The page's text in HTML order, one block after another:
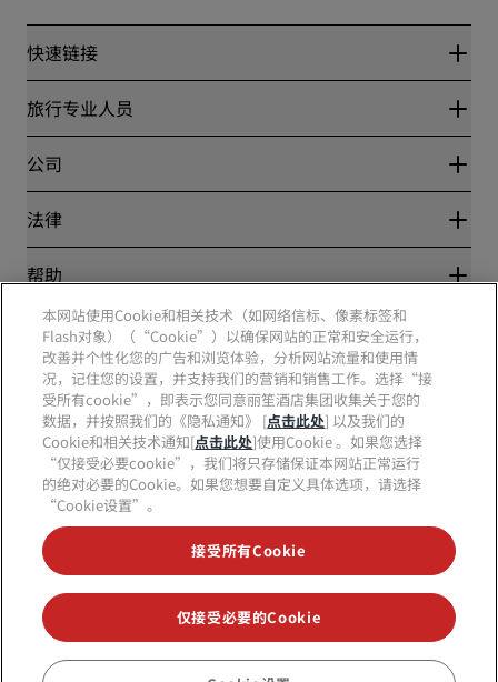
快速链接
丽赏会
Blog
目的地
丽笙酒店集团APP
体育认证酒店
家庭友好型酒店
旅行专业人员
合作伙伴
公司
丽笙酒店集团
工作机会 RHG
工作机会 PPHE
工作机会 EHL
The Club by RHG
发展机会
责任经营
采购
法律
隐私中心
丽赏会条款和条件
网站使用协议
数字无障碍
现代奴隶制声明
帮助
消费者警示
联系方式
常见问题
网站地图
社交媒体
丽笙酒店集团品牌
不再错失我们最受欢迎的酒店优惠
© 2026 丽笙酒店集团.保留所有权利。RHG丽笙酒店集团、丽筠、丽芮、丽
笙、丽笙精选、丽祺、丽亭、丽柏、丽怡、Prize by Radisson、丽赏会和丽
本网站使用Cookie和相关技术（如网络信标、像素标签和
Flash对象）（“Cookie”）以确保网站的正常和安全运行，
改善并个性化您的广告和浏览体验，分析网站流量和使用情
况，记住您的设置，并支持我们的营销和销售工作。选择“接
受所有cookie”，即表示您同意丽笙酒店集团收集关于您的
数据，并按照我们的《隐私通知》 [点击此处] 以及我们的
Cookie和相关技术通知[点击此处]使用Cookie 。如果您选择
“仅接受必要cookie”，我们将只存储保证本网站正常运行
的绝对必要的Cookie。如果您想要自定义具体选项，请选择
“Cookie设置”。
接受所有Cookie
仅接受必要的Cookie